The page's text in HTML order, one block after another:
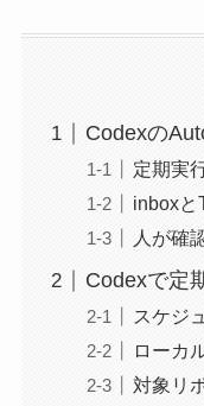
Codexの
定期実
inboxと
人が確
Codexで定
スケジ
ローカ
対象リ